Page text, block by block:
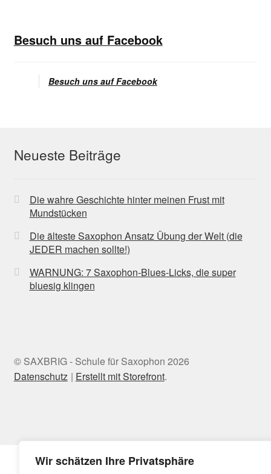
Wir schätzen Ihre Privatsphäre
Besuch uns auf Facebook
Besuch uns auf Facebook
Neueste Beiträge
Die wahre Geschichte hinter meinen Frust mit
Mundstücken
Die älteste Saxophon Ansatz Übung der Welt (die
JEDER machen sollte!)
WARNUNG: 7 Saxophon-Blues-Licks, die super
bluesig klingen
© SAXBRIG - Schule für Saxophon 2026
Datenschutz
Erstellt mit Storefront.